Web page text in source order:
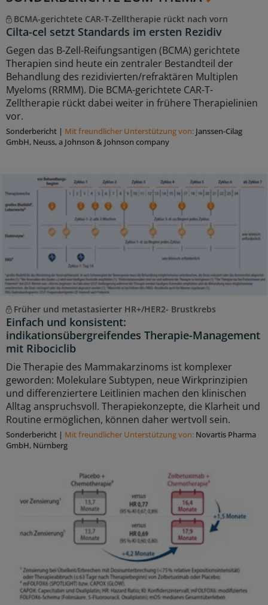
BCMA-gerichtete CAR-T-Zelltherapie rückt nach vorn
Cilta-cel setzt Standards im ersten Rezidiv
Gegen das B-Zell-Reifungsantigen (BCMA) gerichtete
Therapien sind heute ein zentraler Bestandteil der
Behandlung des rezidivierten/refraktären Multiplen
Myeloms (RRMM). Die BCMA-gerichtete CAR-T-
Zelltherapie rückt dabei weiter in frühere Therapielinien
vor.
Sonderbericht | Mit freundlicher Unterstützung von: Janssen-Cilag
GmbH, Neuss, a Johnson & Johnson company
Früher und metastasierter HR+/HER2- Brustkrebs
Einfach und konsistent:
indikationsübergreifendes Therapie-Management
mit Ribociclib
Die Therapie des Mammakarzinoms ist komplexer
geworden: Molekulare Subtypen, neue Wirkprinzipien
und differenziertere Leitlinien machen den klinischen
Alltag anspruchsvoll. Therapiekonzepte, die Klarheit und
Routine ermöglichen, können daher wertvoll sein.
Sonderbericht | Mit freundlicher Unterstützung von: Novartis Pharma
GmbH, Nürnberg